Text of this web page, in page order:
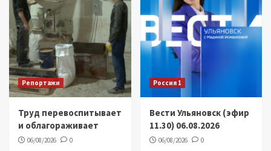
Репортажи
Труд перевоспитывает
и облагораживает
06/08/2026 0
Россия 1
Вести Ульяновск (эфир
11.30) 06.08.2026
06/08/2026 0